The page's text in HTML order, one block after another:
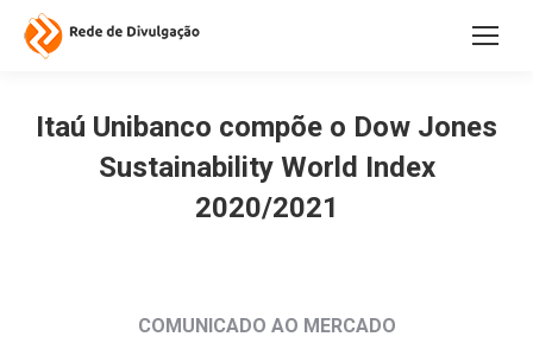
Itaú Unibanco compõe o Dow Jones
Sustainability World Index
2020/2021
COMUNICADO AO MERCADO